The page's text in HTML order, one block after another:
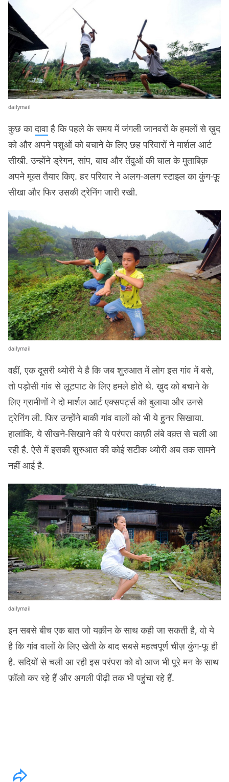
dailymail
कुछ कादावाहै कि पहले के समय में जंगली जानवरों के हमलों से ख़ुद
को और अपने पशुओं को बचाने के लिए छह परिवारों ने मार्शल आर्ट
सीखी. उन्होंने ड्रेगन, सांप, बाघ और तेंदुओं की चाल के मुताबिक़
अपने मूव्स तैयार किए. हर परिवार ने अलग-अलग स्टाइल का कुंग-फ़ू
सीखा और फिर उसकी ट्रेनिंग जारी रखी.
dailymail
वहीं, एक दूसरी थ्योरी ये है कि जब शुरुआत में लोग इस गांव में बसे,
तो पड़ोसी गांव से लूटपाट के लिए हमले होते थे. ख़ुद को बचाने के
लिए ग्रामीणों ने दो मार्शल आर्ट एक्सपर्ट्स को बुलाया और उनसे
ट्रेनिंग ली. फिर उन्होंने बाकी गांव वालों को भी ये हुनर सिखाया.
हालांकि, ये सीखने-सिखाने की ये परंपरा काफ़ी लंबे वक़्त से चली आ
रही है. ऐसे में इसकी शुरुआत की कोई सटीक थ्योरी अब तक सामने
नहीं आई है.
dailymail
इन सबसे बीच एक बात जो यक़ीन के साथ कही जा सकती है, वो ये
है कि गांव वालों के लिए खेती के बाद सबसे महत्वपूर्ण चीज़ कुंग-फू ही
है. सदियों से चली आ रही इस परंपरा को वो आज भी पूरे मन के साथ
फ़ॉलो कर रहे हैं और अगली पीढ़ी तक भी पहुंचा रहे हैं.